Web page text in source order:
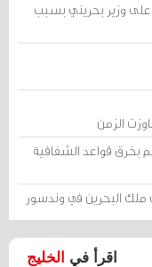
وزير بحريني بسبب
الزمن
بخرق قواعد الشفافية
ملك البحرين في وندسور
اقرأ في الخليج